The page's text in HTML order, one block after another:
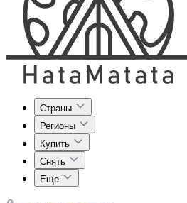
Страны
Регионы
Купить
Снять
Еще